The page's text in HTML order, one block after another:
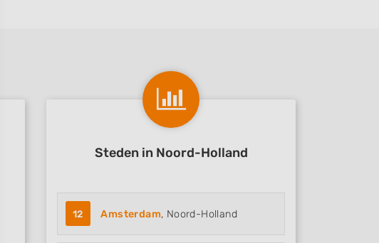
Steden in Noord-Holland
12 Amsterdam, Noord-Holland